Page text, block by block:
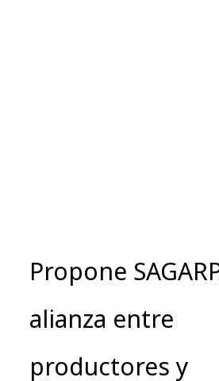
Propone
alianza entre
productores y